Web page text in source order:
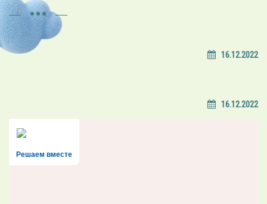
16.12.2022
16.12.2022
Решаем вместе